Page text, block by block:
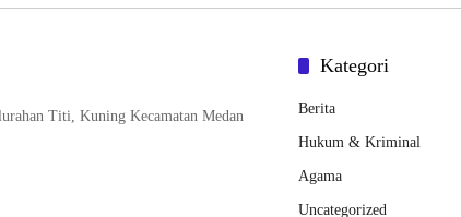
Titi, Kuning Kecamatan Medan
Kategori
Berita
Hukum & Kriminal
Agama
Uncategorized